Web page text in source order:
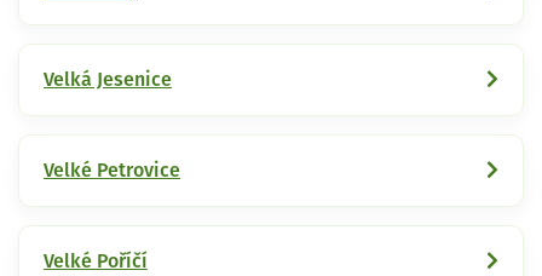
Velká Jesenice
Velké Petrovice
Velké Poříčí